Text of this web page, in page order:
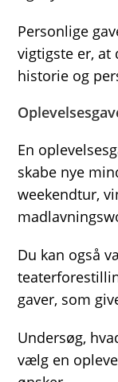
Personlige
vigtigste er, at
historie og
En
skabe nye
weekendtur,
Du kan også
gaver, som
Undersøg,
vælg en